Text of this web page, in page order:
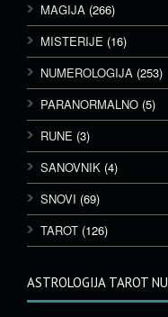
MAGIJA (266)
MISTERIJE (16)
NUMEROLOGIJA (253)
PARANORMALNO (5)
RUNE (3)
SANOVNIK (4)
SNOVI (69)
TAROT (126)
ASTROLOGIJA TAROT